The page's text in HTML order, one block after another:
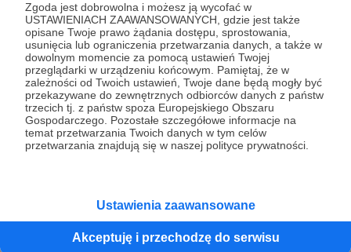
Zgoda jest dobrowolna i możesz ją wycofać w
USTAWIENIACH ZAAWANSOWANYCH, gdzie jest także
opisane Twoje prawo żądania dostępu, sprostowania,
usunięcia lub ograniczenia przetwarzania danych, a także w
dowolnym momencie za pomocą ustawień Twojej
przeglądarki w urządzeniu końcowym. Pamiętaj, że w
zależności od Twoich ustawień, Twoje dane będą mogły być
przekazywane do zewnętrznych odbiorców danych z państw
trzecich tj. z państw spoza Europejskiego Obszaru
Gospodarczego. Pozostałe szczegółowe informacje na
temat przetwarzania Twoich danych w tym celów
przetwarzania znajdują się w naszej polityce prywatności.
Ustawienia zaawansowane
Akceptuję i przechodzę do serwisu
* Wyrażam zgodę na przetwarzanie moich danych
osobowych podanych w formularzu rejestracyjnym w celu
prawidłowego świadczenia usług serwisu Patronite.
Wyrażam zgodę na otrzymywanie drogą elektroniczną
informacji handlowych - newslettera. Opcja ta może zostać
zmieniona w ustawieniach konta.